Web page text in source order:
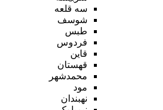
سه قلعه
شوسف
طبس
فردوس
قاین
قهستان
محمدشهر
مود
نهبندان